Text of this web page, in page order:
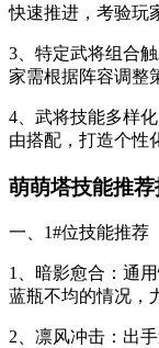
快速推进，考验玩
3、特定武将组合
家需根据阵容调整
4、武将技能多样
由搭配，打造个性
萌萌塔技能推荐
一、1#位技能推荐
1、暗影愈合：通
蓝瓶不均的情况，
2、凛风冲击：出